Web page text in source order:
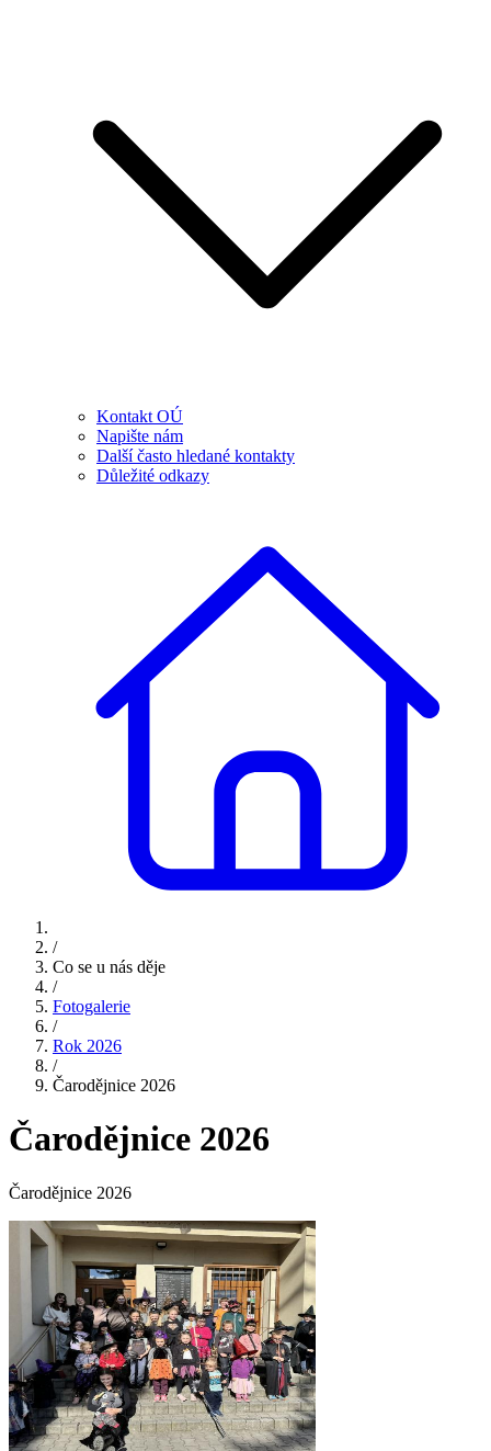
Kontakt OÚ
Napište nám
Další často hledané kontakty
Důležité odkazy
/
Co se u nás děje
/
Fotogalerie
/
Rok 2026
/
Čarodějnice 2026
Čarodějnice 2026
Čarodějnice 2026